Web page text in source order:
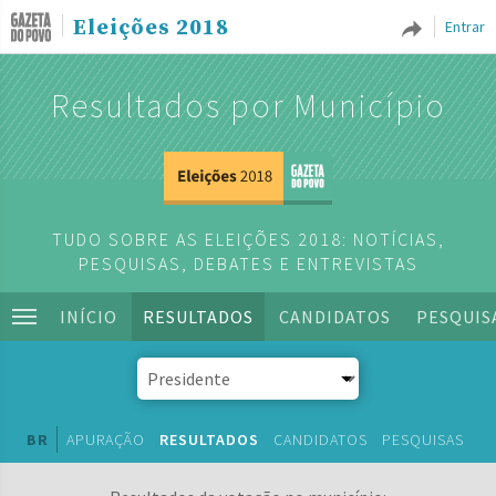
Entrar
Eleições 2018
Resultados por Município
TUDO SOBRE AS ELEIÇÕES 2018: NOTÍCIAS,
PESQUISAS, DEBATES E ENTREVISTAS
INÍCIO RESULTADOS CANDIDATOS
BR APURAÇÃO RESULTADOS CANDIDATOS PESQUISAS